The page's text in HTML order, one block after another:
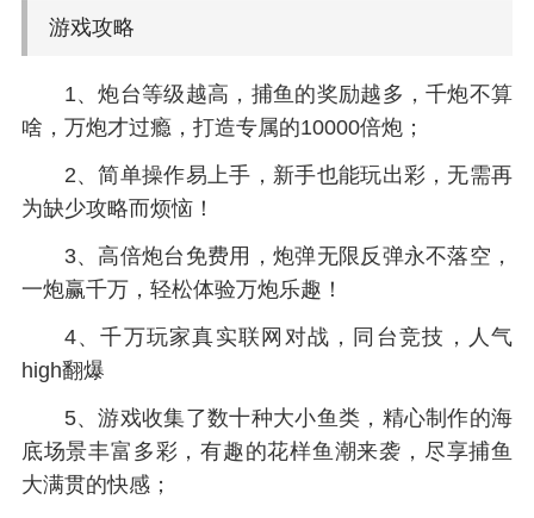
游戏攻略
1、炮台等级越高，捕鱼的奖励越多，千炮不算
啥，万炮才过瘾，打造专属的10000倍炮；
2、简单操作易上手，新手也能玩出彩，无需再
为缺少攻略而烦恼！
3、高倍炮台免费用，炮弹无限反弹永不落空，
一炮赢千万，轻松体验万炮乐趣！
4、千万玩家真实联网对战，同台竞技，人气
high翻爆
5、游戏收集了数十种大小鱼类，精心制作的海
底场景丰富多彩，有趣的花样鱼潮来袭，尽享捕鱼
大满贯的快感；